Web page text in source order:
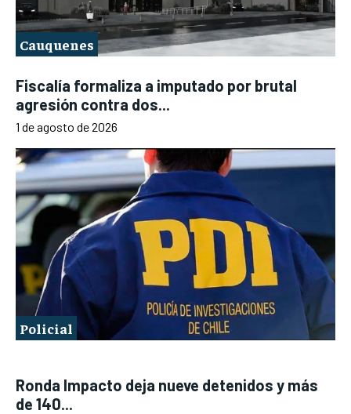
Cauquenes
Fiscalía formaliza a imputado por brutal
agresión contra dos...
1 de agosto de 2026
Policial
Ronda Impacto deja nueve detenidos y más
de 140...